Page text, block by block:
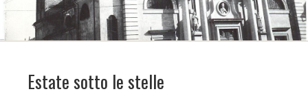
Estate sotto le stelle